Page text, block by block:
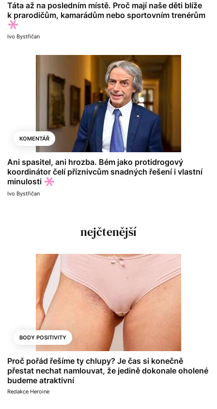
Táta až na posledním místě. Proč mají naše děti blíže
k prarodičům, kamarádům nebo sportovním trenérům
Ivo Bystřičan
KOMENTÁŘ
Ani spasitel, ani hrozba. Bém jako protidrogový
koordinátor čelí příznivcům snadných řešení i vlastní
minulosti
Ivo Bystřičan
nejčtenější
BODY POSITIVITY
Proč pořád řešíme ty chlupy? Je čas si konečně
přestat nechat namlouvat, že jedině dokonale oholené
budeme atraktivní
Redakce Heroine